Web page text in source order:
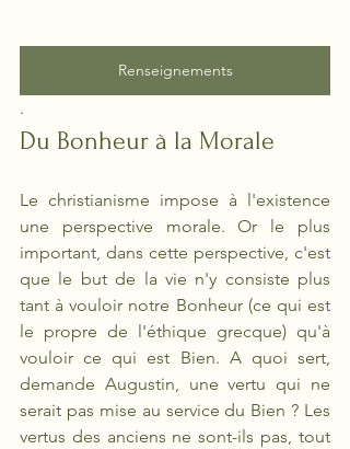
Renseignements
.
Du Bonheur à la Morale
Le christianisme impose à l'existence
une perspective morale. Or le plus
important, dans cette perspective, c'est
que le but de la vie n'y consiste plus
tant à vouloir notre Bonheur (ce qui est
le propre de l'éthique grecque) qu'à
vouloir ce qui est Bien. A quoi sert,
demande Augustin, une vertu qui ne
serait pas mise au service du Bien ? Les
vertus des anciens ne sont-ils pas, tout